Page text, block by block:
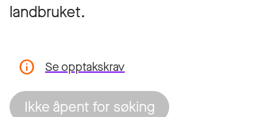
landbruket.
Se opptakskrav
Ikke åpent for søking